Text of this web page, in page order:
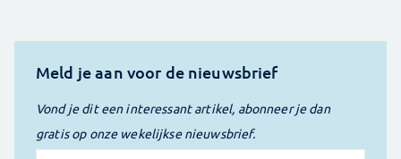
Meld je aan voor de nieuwsbrief
Vond je dit een interessant artikel, abonneer je dan
gratis op onze wekelijkse nieuwsbrief.